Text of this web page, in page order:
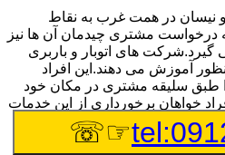
نیسان در همت غرب به نقاط
درخواست مشتری چیدمان آن ها نیز
های اتوبار و باربری
آموزش می دهند.این افراد
طبق سلیقه مشتری در مکان خود
خواهان برخورداری از این خدمات
پرداخت کنند.☞☏